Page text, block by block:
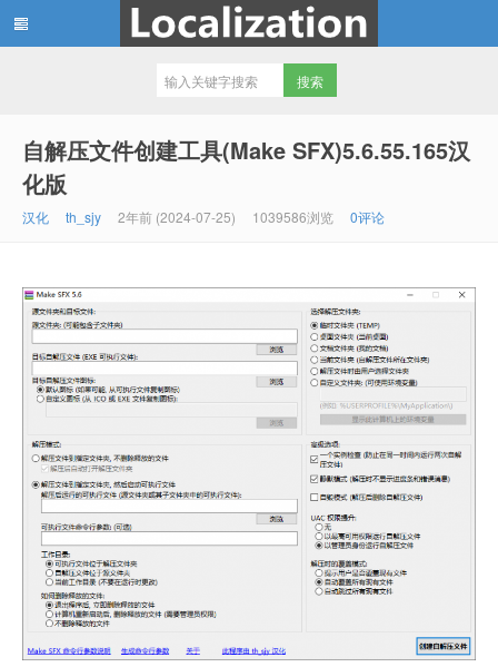
自解压文件创建工具(Make SFX)5.6.55.165汉
化版
汉化 th_sjy 2年前 (2024-07-25) 1039586浏览 0评论